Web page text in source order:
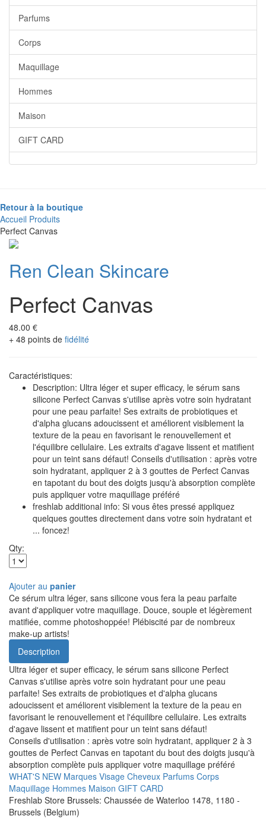
Parfums
Corps
Maquillage
Hommes
Maison
GIFT CARD
Retour à la boutique
Accueil Produits
Perfect Canvas
Ren Clean Skincare
Perfect Canvas
48.00 €
+ 48 points de fidélité
Caractéristiques:
Description: Ultra léger et super efficacy, le sérum sans
silicone Perfect Canvas s'utilise après votre soin hydratant
pour une peau parfaite! Ses extraits de probiotiques et
d'alpha glucans adoucissent et améliorent visiblement la
texture de la peau en favorisant le renouvellement et
l'équilibre cellulaire. Les extraits d'agave lissent et matifient
pour un teint sans défaut! Conseils d'utilisation : après votre
soin hydratant, appliquer 2 à 3 gouttes de Perfect Canvas
en tapotant du bout des doigts jusqu'à absorption complète
puis appliquer votre maquillage préféré
freshlab additional info: Si vous êtes pressé appliquez
quelques gouttes directement dans votre soin hydratant et
... foncez!
Qty:
Ajouter au panier
Ce sérum ultra léger, sans silicone vous fera la peau parfaite
avant d'appliquer votre maquillage. Douce, souple et légèrement
matifiée, comme photoshoppée! Plébiscité par de nombreux
make-up artists!
Description
Ultra léger et super efficacy, le sérum sans silicone Perfect
Canvas s'utilise après votre soin hydratant pour une peau
parfaite! Ses extraits de probiotiques et d'alpha glucans
adoucissent et améliorent visiblement la texture de la peau en
favorisant le renouvellement et l'équilibre cellulaire. Les extraits
d'agave lissent et matifient pour un teint sans défaut!
Conseils d'utilisation : après votre soin hydratant, appliquer 2 à 3
gouttes de Perfect Canvas en tapotant du bout des doigts jusqu'à
absorption complète puis appliquer votre maquillage préféré
WHAT'S NEW Marques Visage Cheveux Parfums Corps
Maquillage Hommes Maison GIFT CARD
Freshlab Store Brussels: Chaussée de Waterloo 1478, 1180 -
Brussels (Belgium)